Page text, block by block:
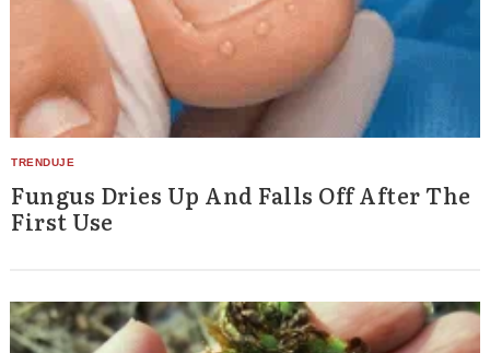
Fungus Dries Up And Falls Off After The
First Use
Search
for: